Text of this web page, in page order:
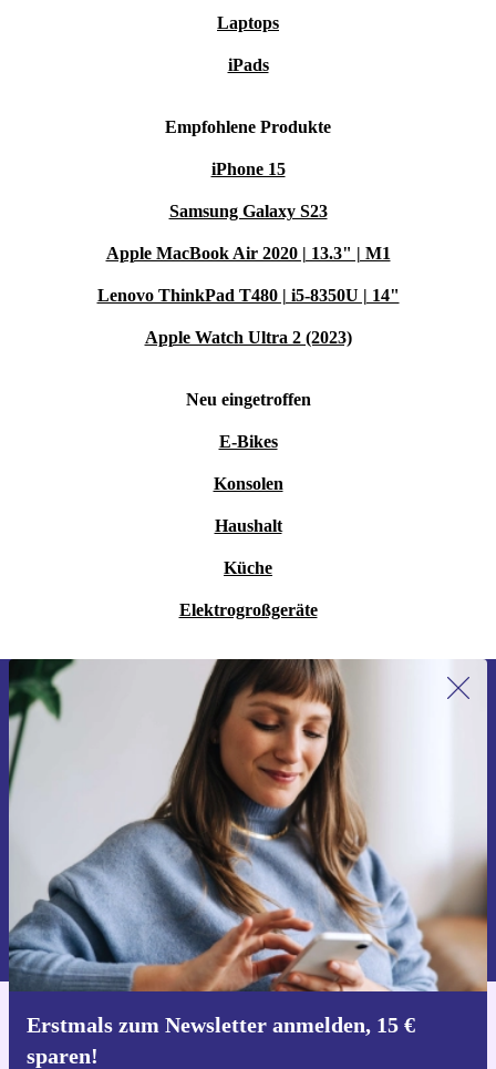
Was sind die Anwendungsschwerpunkte der refurbed Festool
Sägen von Aussparungen in Türen und Küchenarbeitsplatten
Herstellen von Dehnungsfugen in Parkettböden sowie
Zuschnitt von Plattenmaterial
Laptops
iPads
Empfohlene Produkte
iPhone 15
Samsung Galaxy S23
Apple MacBook Air 2020 | 13.3" | M1
Lenovo ThinkPad T480 | i5-8350U | 14"
Apple Watch Ultra 2 (2023)
Neu eingetroffen
E-Bikes
Konsolen
Haushalt
Küche
Elektrogroßgeräte
Erstmals zum Newsletter anmelden, 15 €
sparen!
Erstmals zum Newsletter anmelden,
15 € sparen!
Verpasse kein Angebot mehr.
Gutschein anfordern
Informationen über die Verwendung personenbezogener Daten findest
du in unserer
Datenschutzerklärung.
Hol dir die refurbed-App